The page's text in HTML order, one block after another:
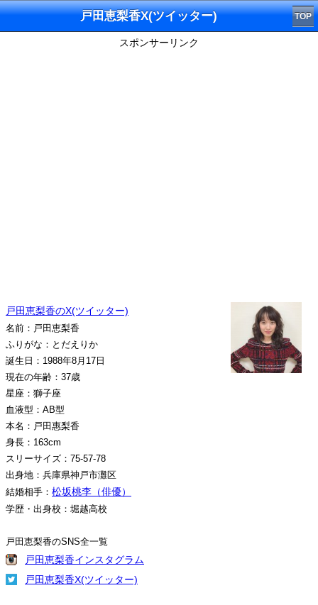
戸田恵梨香X(ツイッター) TOP
スポンサーリンク
戸田恵梨香のX(ツイッター)
名前：戸田恵梨香
ふりがな：とだえりか
誕生日：1988年8月17日
現在の年齢：37歳
星座：獅子座
血液型：AB型
本名：戸田惠梨香
身長：163cm
スリーサイズ：75-57-78
出身地：兵庫県神戸市灘区
結婚相手： 松坂桃李（俳優）
学歴・出身校：堀越高校
戸田恵梨香のSNS全一覧
戸田恵梨香インスタグラム
戸田恵梨香X(ツイッター)